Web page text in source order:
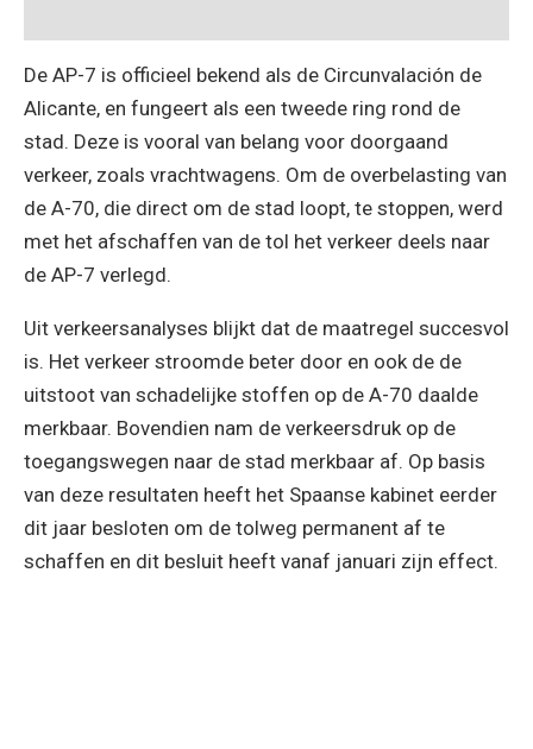
De AP-7 is officieel bekend als de Circunvalación de
Alicante, en fungeert als een tweede ring rond de
stad. Deze is vooral van belang voor doorgaand
verkeer, zoals vrachtwagens. Om de overbelasting van
de A-70, die direct om de stad loopt, te stoppen, werd
met het afschaffen van de tol het verkeer deels naar
de AP-7 verlegd.
Uit verkeersanalyses blijkt dat de maatregel succesvol
is. Het verkeer stroomde beter door en ook de de
uitstoot van schadelijke stoffen op de A-70 daalde
merkbaar. Bovendien nam de verkeersdruk op de
toegangswegen naar de stad merkbaar af. Op basis
van deze resultaten heeft het Spaanse kabinet eerder
dit jaar besloten om de tolweg permanent af te
schaffen en dit besluit heeft vanaf januari zijn effect.